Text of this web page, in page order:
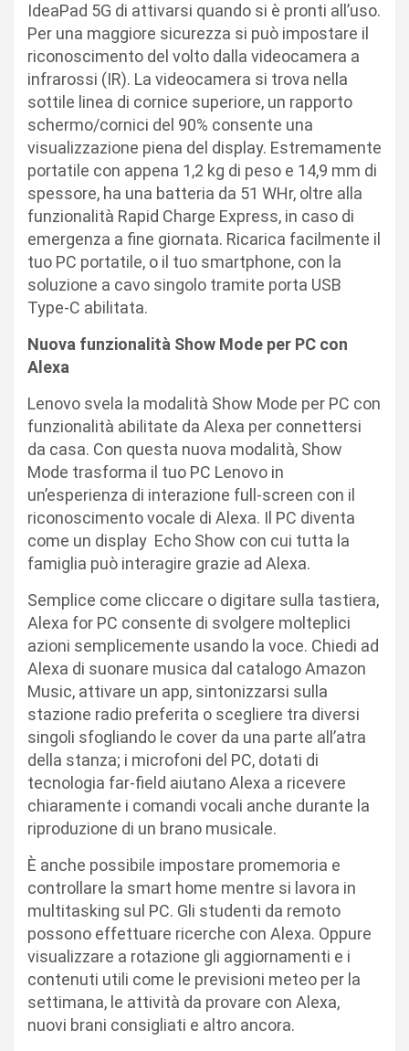
IdeaPad 5G di attivarsi quando si è pronti all’uso.
Per una maggiore sicurezza si può impostare il
riconoscimento del volto dalla videocamera a
infrarossi (IR). La videocamera si trova nella
sottile linea di cornice superiore, un rapporto
schermo/cornici del 90% consente una
visualizzazione piena del display. Estremamente
portatile con appena 1,2 kg di peso e 14,9 mm di
spessore, ha una batteria da 51 WHr, oltre alla
funzionalità Rapid Charge Express, in caso di
emergenza a fine giornata. Ricarica facilmente il
tuo PC portatile, o il tuo smartphone, con la
soluzione a cavo singolo tramite porta USB
Type-C abilitata.
Nuova funzionalità Show Mode per PC con
Alexa
Lenovo svela la modalità Show Mode per PC con
funzionalità abilitate da Alexa per connettersi
da casa. Con questa nuova modalità, Show
Mode trasforma il tuo PC Lenovo in
un’esperienza di interazione full-screen con il
riconoscimento vocale di Alexa. Il PC diventa
come un display Echo Show con cui tutta la
famiglia può interagire grazie ad Alexa.
Semplice come cliccare o digitare sulla tastiera,
Alexa for PC consente di svolgere molteplici
azioni semplicemente usando la voce. Chiedi ad
Alexa di suonare musica dal catalogo Amazon
Music, attivare un app, sintonizzarsi sulla
stazione radio preferita o scegliere tra diversi
singoli sfogliando le cover da una parte all’atra
della stanza; i microfoni del PC, dotati di
tecnologia far-field aiutano Alexa a ricevere
chiaramente i comandi vocali anche durante la
riproduzione di un brano musicale.
È anche possibile impostare promemoria e
controllare la smart home mentre si lavora in
multitasking sul PC. Gli studenti da remoto
possono effettuare ricerche con Alexa. Oppure
visualizzare a rotazione gli aggiornamenti e i
contenuti utili come le previsioni meteo per la
settimana, le attività da provare con Alexa,
nuovi brani consigliati e altro ancora.